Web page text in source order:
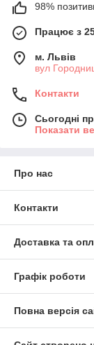
98%
Працює з
м. Львів
вул
Контакти
Сьогодні
Показати
Про нас
Контакти
Доставка та
Графік роботи
Повна версія